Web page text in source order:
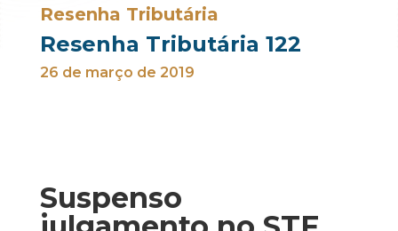
Resenha Tributária
Resenha Tributária 122
26 de março de 2019
Suspenso